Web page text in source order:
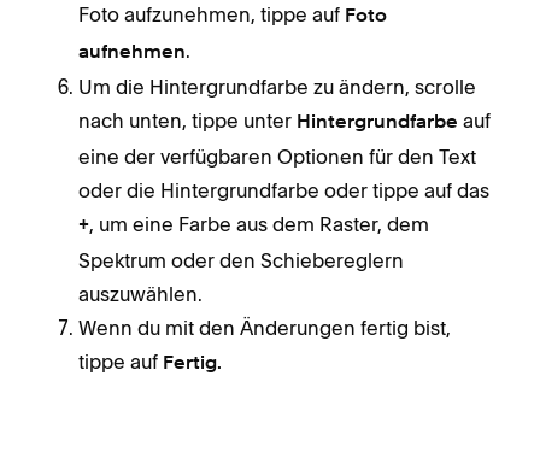
Foto aufzunehmen, tippe auf Foto
aufnehmen.
Um die Hintergrundfarbe zu ändern, scrolle
nach unten, tippe unter Hintergrundfarbe auf
eine der verfügbaren Optionen für den Text
oder die Hintergrundfarbe oder tippe auf das
+, um eine Farbe aus dem Raster, dem
Spektrum oder den Schiebereglern
auszuwählen.
Wenn du mit den Änderungen fertig bist,
tippe auf Fertig.